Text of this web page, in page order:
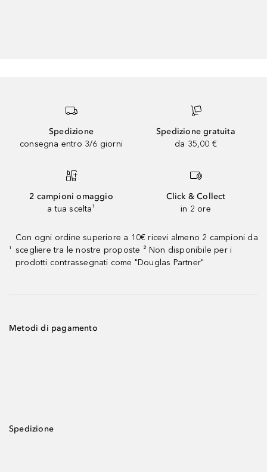
Spedizione
consegna entro 3/6 giorni
Spedizione gratuita
da 35,00 €
2 campioni omaggio
a tua scelta¹
Click & Collect
in 2 ore
¹
Con ogni ordine superiore a 10€ ricevi almeno 2 campioni da
scegliere tra le nostre proposte ² Non disponibile per i
prodotti contrassegnati come "Douglas Partner"
Metodi di pagamento
Spedizione